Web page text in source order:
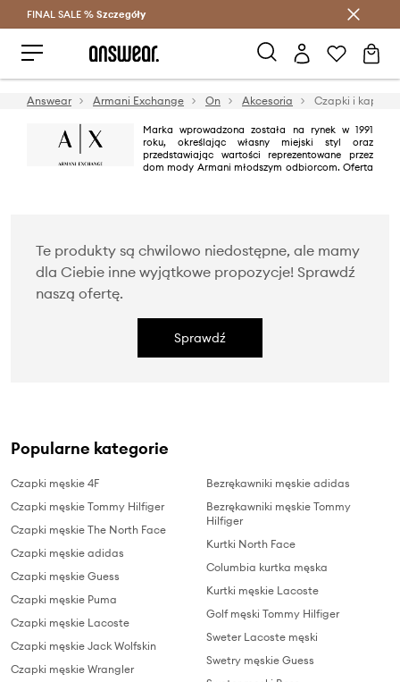
Oszczędzaj z Answear Club >
FINAL SALE % Szczegóły
Answear Armani Exchange On Akcesoria Czapki i
Marka wprowadzona została na rynek w 1991
roku, określając własny miejski styl oraz
przedstawiając wartości reprezentowane przez
dom mody Armani młodszym odbiorcom. Oferta
Te produkty są chwilowo niedostępne, ale mamy
dla Ciebie inne wyjątkowe propozycje! Sprawdź
naszą ofertę.
Sprawdź
Popularne kategorie
Czapki męskie 4F
Czapki męskie Tommy Hilfiger
Czapki męskie The North Face
Czapki męskie adidas
Czapki męskie Guess
Czapki męskie Puma
Czapki męskie Lacoste
Czapki męskie Jack Wolfskin
Czapki męskie Wrangler
Bezrękawniki męskie adidas
Bezrękawniki męskie Tommy
Hilfiger
Kurtki North Face
Columbia kurtka męska
Kurtki męskie Lacoste
Golf męski Tommy Hilfiger
Sweter Lacoste męski
Swetry męskie Guess